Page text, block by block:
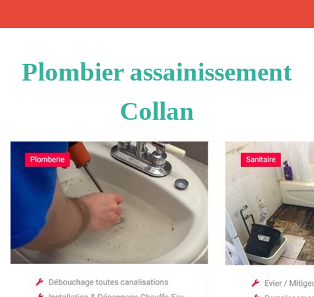
Plombier assainissement
Collan